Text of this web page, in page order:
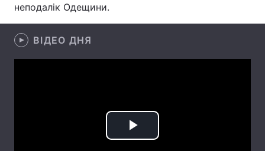
неподалік Одещини.
ВІДЕО ДНЯ
Play